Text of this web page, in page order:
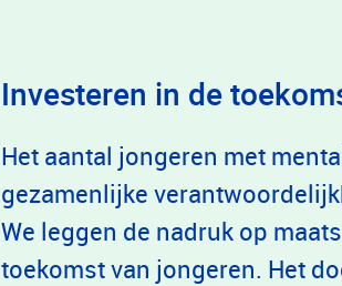
Investeren in de
Het aantal jongeren met
gezamenlijke
We leggen de nadruk op
toekomst van jongeren. Het